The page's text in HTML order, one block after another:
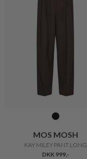
MOS MOSH
KAY MILEY PANT LONG
DKK 999,-